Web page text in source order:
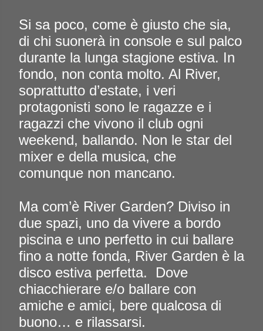
Si sa poco, come è giusto che sia,
di chi suonerà in console e sul palco
durante la lunga stagione estiva. In
fondo, non conta molto. Al River,
soprattutto d’estate, i veri
protagonisti sono le ragazze e i
ragazzi che vivono il club ogni
weekend, ballando. Non le star del
mixer e della musica, che
comunque non mancano.
Ma com’è River Garden? Diviso in
due spazi, uno da vivere a bordo
piscina e uno perfetto in cui ballare
fino a notte fonda, River Garden è la
disco estiva perfetta.
Dove
chiacchierare e/o ballare con
amiche e amici, bere qualcosa di
buono… e rilassarsi.